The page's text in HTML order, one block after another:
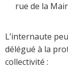
rue de la
L’internaute
délégué à la
collectivité :